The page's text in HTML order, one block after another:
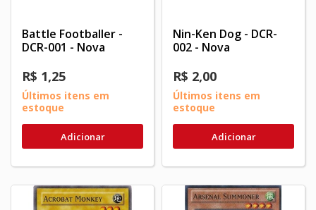
Battle Footballer -
DCR-001 - Nova
R$ 1,25
Últimos itens em
estoque
Adicionar
Nin-Ken Dog - DCR-
002 - Nova
R$ 2,00
Últimos itens em
estoque
Adicionar